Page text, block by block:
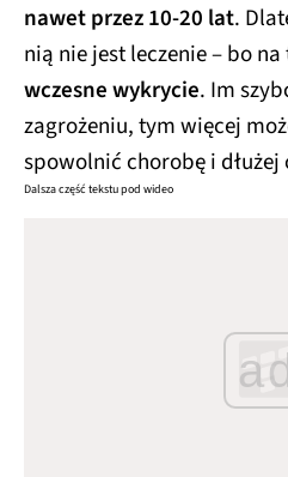
nawet przez 10-20 lat.
nią nie jest leczenie – bo
wczesne wykrycie. Im
zagrożeniu, tym więcej
spowolnić chorobę i dłużej
Dalsza część tekstu pod wideo